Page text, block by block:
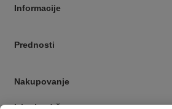
Informacije
Prednosti
Nakupovanje